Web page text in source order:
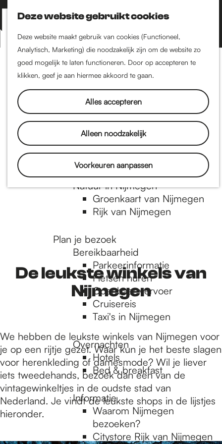
Deze website gebruikt cookies
Deze website maakt gebruik van cookies (Functioneel,
Analytisch, Marketing) die noodzakelijk zijn om de website zo
goed mogelijk te laten functioneren. Door op accepteren te
klikken, geef je aan hiermee akkoord te gaan.
Alles accepteren
Alleen noodzakelijk
Voorkeuren aanpassen
Z
o
e
k
e
K
a
a
r
t
M
e
n
Nijmegen-Nieuw-West
Dukenburg
Lindenholt
Historie
De oudste stad van
Nederland
Historische tijdlijn
Romeinse Limes
Vrede van Nijmegen
Penning
Natuur in Nijmegen
Groenkaart van Nijmegen
Rijk van Nijmegen
Plan je bezoek
Bereikbaarheid
Parkeerinformatie
Fietsen huren
Openbaar vervoer
Cruisereis
Taxi's in Nijmegen
Overnachten
Hotels
Bed & breakfast
Informatie
Waarom Nijmegen
bezoeken?
Citystore Rijk van Nijmegen
De leukste winkels van
Nijmegen
We hebben de leukste winkels van Nijmegen voor
je op een rijtje gezet. Waar kun je het beste slagen
voor herenkleding of damesmode? Wil je liever
iets tweedehands, bezoek dan een van de
vintagewinkeltjes in de oudste stad van
Nederland. Je vindt de leukste shops in de lijstjes
hieronder.
1